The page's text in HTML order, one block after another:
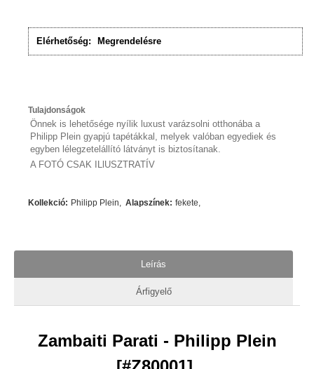
Elérhetőség: Megrendelésre
Tulajdonságok
Önnek is lehetősége nyílik luxust varázsolni otthonába a
Philipp Plein gyapjú tapétákkal, melyek valóban egyediek és
egyben lélegzetelállító látványt is biztosítanak.
A FOTÓ CSAK ILlUSZTRATÍV
Kollekció: Philipp Plein Alapszínek: fekete
Leírás
Árfigyelő
Zambaiti Parati - Philipp Plein